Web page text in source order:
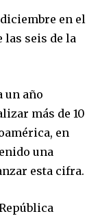
en el
las seis de la
un año
más de 10
en
una
esta cifra.